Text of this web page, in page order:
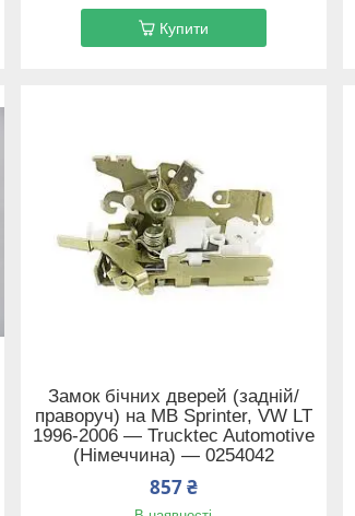
Купити
Замок бічних дверей (задній/
праворуч) на MB Sprinter, VW LT
1996-2006 — Trucktec Automotive
(Німеччина) — 0254042
857 ₴